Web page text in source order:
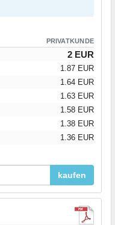
PRIVATKUNDE
2 EUR
1.87 EUR
1.64 EUR
1.63 EUR
1.58 EUR
1.38 EUR
1.36 EUR
kaufen